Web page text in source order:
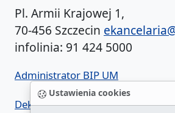
Ustawienia cookies
Pl. Armii Krajowej 1,
70-456 Szczecin
infolinia: 91 424 5000
Administrator BIP UM
Deklaracja dostępności